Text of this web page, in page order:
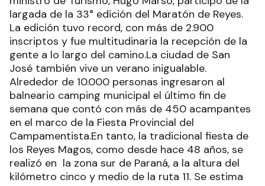
largada de la 33° edición del Maratón de Reyes.
La edición tuvo record, con más de 2.900
inscriptos y fue multitudinaria la recepción de la
gente a lo largo del camino.La ciudad de San
José también vive un verano inigualable.
Alrededor de 10.000 personas ingresaron al
balneario camping municipal el último fin de
semana que contó con más de 450 acampantes
en el marco de la Fiesta Provincial del
Campamentista.En tanto, la tradicional fiesta de
los Reyes Magos, como desde hace 48 años, se
realizó en la zona sur de Paraná, a la altura del
kilómetro cinco y medio de la ruta 11. Se estima